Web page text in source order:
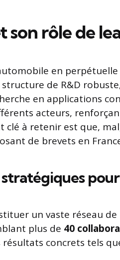
son rôle de
en
de R&D
en applications
acteurs,
clé à retenir est que,
de brevets en
un vaste réseau
plus de 40
concrets tels